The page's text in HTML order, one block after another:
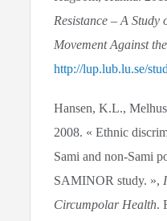
Resistance – A Study
Movement Against
http://lup.lub.lu.se/
Hansen, K.L.,
2008. « Ethnic
Sami and non-Sami
SAMINOR study. »,
Circumpolar Health.